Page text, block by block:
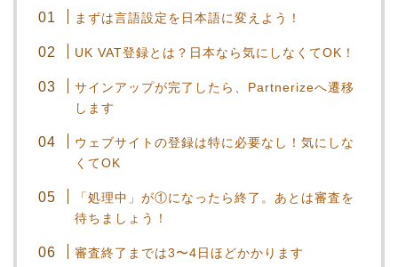
まずは言語設定を日本語に変えよう！
UK VAT登録とは？日本なら気にしなくてOK！
サインアップが完了したら、Partnerizeへ遷移
します
ウェブサイトの登録は特に必要なし！気にしな
くてOK
「処理中」が①になったら終了。あとは審査を
待ちましょう！
審査終了までは3〜4日ほどかかります